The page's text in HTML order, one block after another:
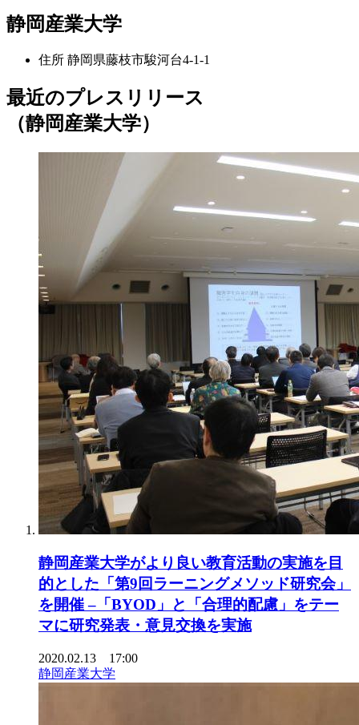
静岡産業大学
住所 静岡県藤枝市駿河台4-1-1
最近のプレスリリース
（静岡産業大学）
静岡産業大学がより良い教育活動の実施を目
的とした「第9回ラーニングメソッド研究会」
を開催 –「BYOD」と「合理的配慮」をテー
マに研究発表・意見交換を実施
2020.02.13 17:00
静岡産業大学